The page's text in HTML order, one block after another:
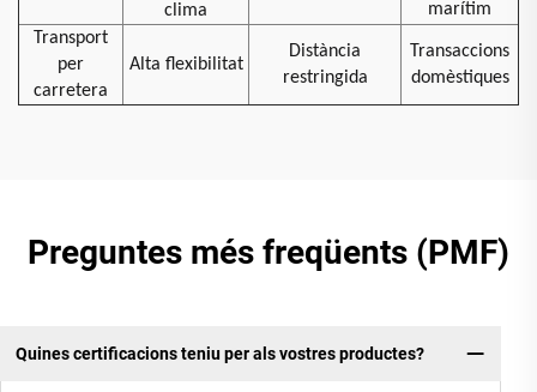
clima
marítim
Transport
per
carretera
Alta flexibilitat
Distància
restringida
Transaccions
domèstiques
Preguntes més freqüents (PMF)
Quines certificacions teniu per als vostres productes?